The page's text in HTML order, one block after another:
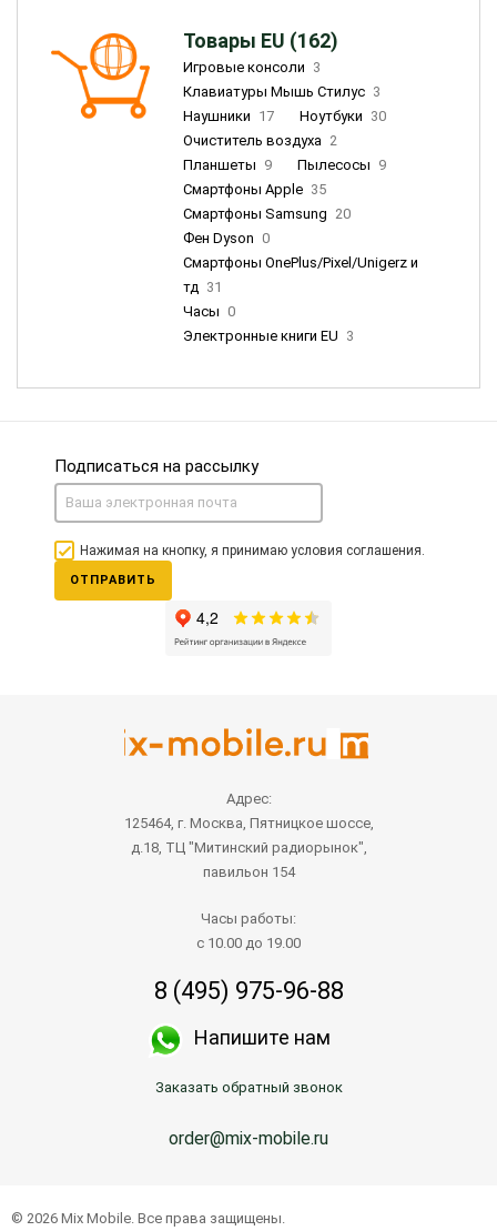
Товары EU (162)
Игровые консоли 3
Клавиатуры Мышь Стилус 3
Наушники 17 Ноутбуки 30
Очиститель воздуха 2
Планшеты 9 Пылесосы 9
Смартфоны Apple 35
Смартфоны Samsung 20
Фен Dyson 0
Смартфоны OnePlus/Pixel/Unigerz и
тд 31
Часы 0
Электронные книги EU 3
Подписаться на рассылку
Нажимая на кнопку, я принимаю условия соглашения.
ОТПРАВИТЬ
Адрес:
125464, г. Москва, Пятницкое шоссе,
д.18, ТЦ "Митинский радиорынок",
павильон 154
Часы работы:
с 10.00 до 19.00
8 (495) 975-96-88
Напишите нам
Заказать обратный звонок
order@mix-mobile.ru
© 2026 Mix Mobile. Все права защищены.